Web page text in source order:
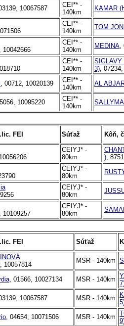
10067587
CEI** -
140km
KAMAR
CEI** -
140km
TOM
10042666
CEI** -
140km
MEDINA,
CEI** -
140km
SIGLAVY
3),
, 00712, 10020139
CEI** -
140km
AL
10095220
CEI** -
140km
SALLYMA
FEI Súťaž Kôň,
CEIYJ* -
80km
),
CEIYJ* -
80km
CEIYJ* -
80km
10109257
CEIYJ* -
80km
FEI Súťaž
10057814
MSR - 140km
, 01566, 10027134 MSR - 140km
10067587 MSR - 140km
, 04654, 10071506 MSR - 140km